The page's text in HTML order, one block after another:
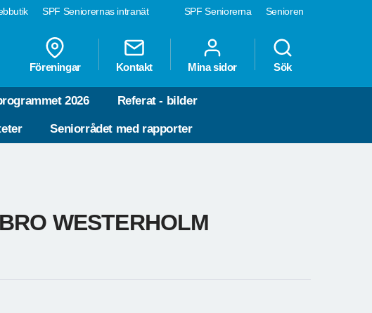
SPF Seniorerna Senioren
SPF Seniorernas intranät
Föreningar Kontakt Mina sidor Sök
2026 Referat - bilder
Seniorrådet med rapporter
WESTERHOLM